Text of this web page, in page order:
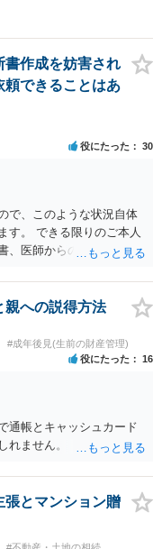
書作成を妨害され
頼できることはあ
役にたった 30
で、このような状況自体
す。 できる限りのご本人
、医師からの聴取書等）
ないかと存じます。 ま
申立ができない状況にして
地域包括支援センターに
親への説得方法
#成年後見(生前の財産管理)
役にたった 16
通帳とキャッシュカード
れません。
張とマンション贈